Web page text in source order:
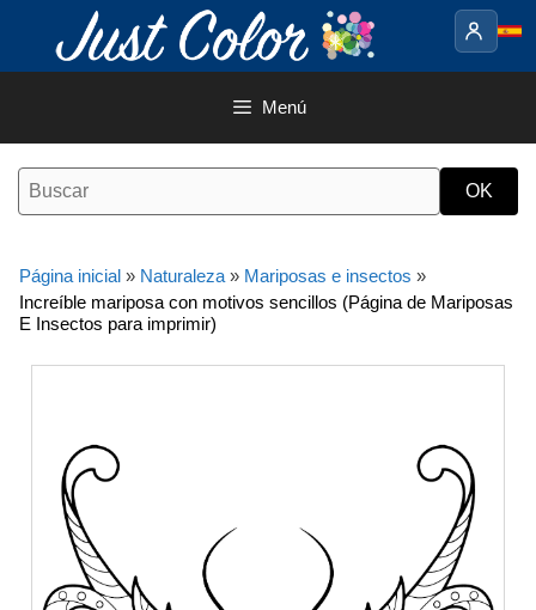
contenido
Menú
Página inicial » Naturaleza » Mariposas e insectos »
Increíble mariposa con motivos sencillos (Página de Mariposas
E Insectos para imprimir)